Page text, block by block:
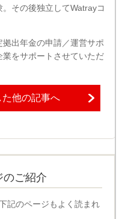
その後独立してWatrayコ
出年金の申請／運営サポ
をサポートさせていただ
た他の記事へ
のご紹介
記のページもよく読まれ